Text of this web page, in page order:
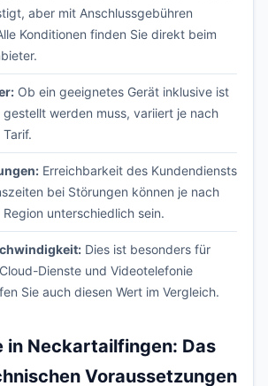
aber mit Anschlussgebühren
Konditionen finden Sie direkt beim
Ob ein geeignetes Gerät inklusive ist
werden muss, variiert je nach
Erreichbarkeit des Kundendiensts
bei Störungen können je nach
unterschiedlich sein.
Dies ist besonders für
Dienste und Videotelefonie
Sie auch diesen Wert im Vergleich.
in Neckartailfingen: Das
Voraussetzungen